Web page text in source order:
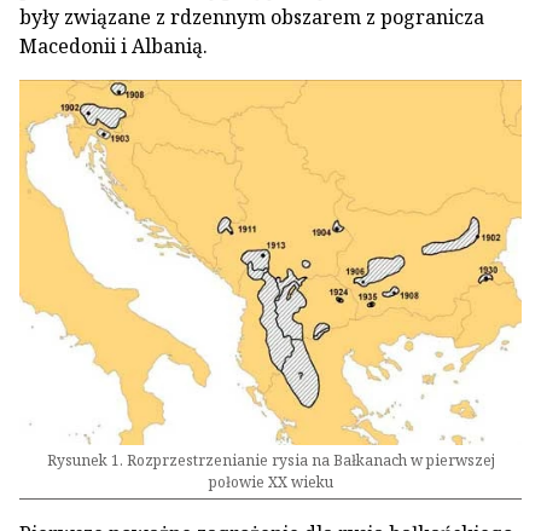
były związane z rdzennym obszarem z pogranicza
Macedonii i Albanią.
Rysunek 1. Rozprzestrzenianie rysia na Bałkanach w pierwszej
połowie XX wieku